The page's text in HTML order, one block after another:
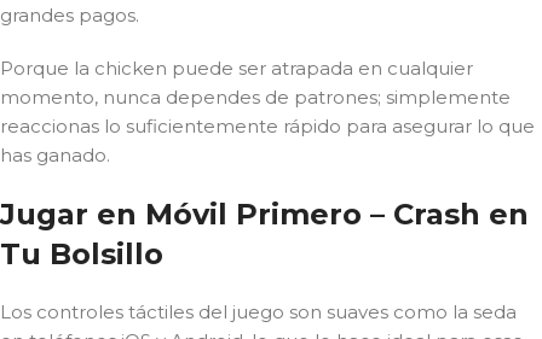
grandes pagos.
Porque la chicken puede ser atrapada en cualquier
momento, nunca dependes de patrones; simplemente
reaccionas lo suficientemente rápido para asegurar lo que
has ganado.
Jugar en Móvil Primero – Crash en
Tu Bolsillo
Los controles táctiles del juego son suaves como la seda